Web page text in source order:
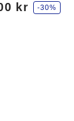
kr -30%